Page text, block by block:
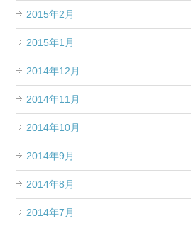
2015年2月
2015年1月
2014年12月
2014年11月
2014年10月
2014年9月
2014年8月
2014年7月